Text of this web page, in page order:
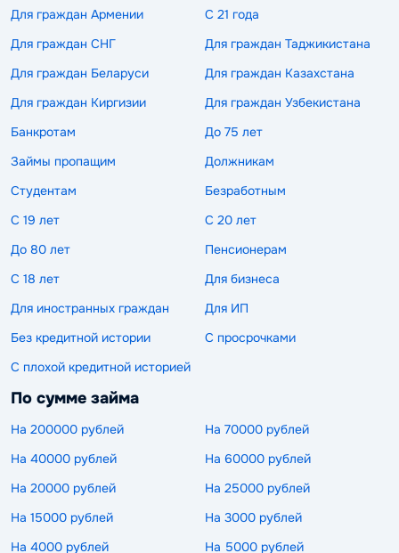
Для граждан Армении
С 21 года
Для граждан СНГ
Для граждан Таджикистана
Для граждан Беларуси
Для граждан Казахстана
Для граждан Киргизии
Для граждан Узбекистана
Банкротам
До 75 лет
Займы пропащим
Должникам
Студентам
Безработным
С 19 лет
С 20 лет
До 80 лет
Пенсионерам
С 18 лет
Для бизнеса
Для иностранных граждан
Для ИП
Без кредитной истории
С просрочками
С плохой кредитной историей
По сумме займа
На 200000 рублей
На 70000 рублей
На 40000 рублей
На 60000 рублей
На 20000 рублей
На 25000 рублей
На 15000 рублей
На 3000 рублей
На 4000 рублей
На 5000 рублей